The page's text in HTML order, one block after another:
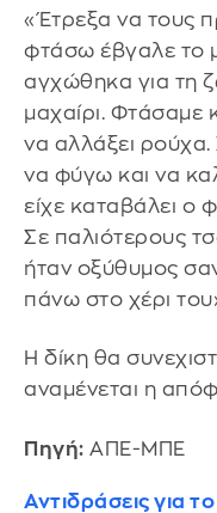
«Έτρεξα να τους
φτάσω έβγαλε το
αγχώθηκα για τη
μαχαίρι. Φτάσαμε
να αλλάξει
να φύγω και να
είχε καταβάλει ο
Σε παλιότερους
ήταν οξύθυμος
πάνω στο χέρι
Η δίκη θα
αναμένεται η
Πηγή: ΑΠΕ-ΜΠΕ
Αντιδράσεις για